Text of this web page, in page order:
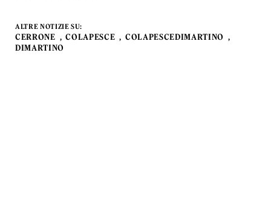
ALTRE NOTIZIE SU:
CERRONE COLAPESCE
COLAPESCEDIMARTINO
DIMARTINO